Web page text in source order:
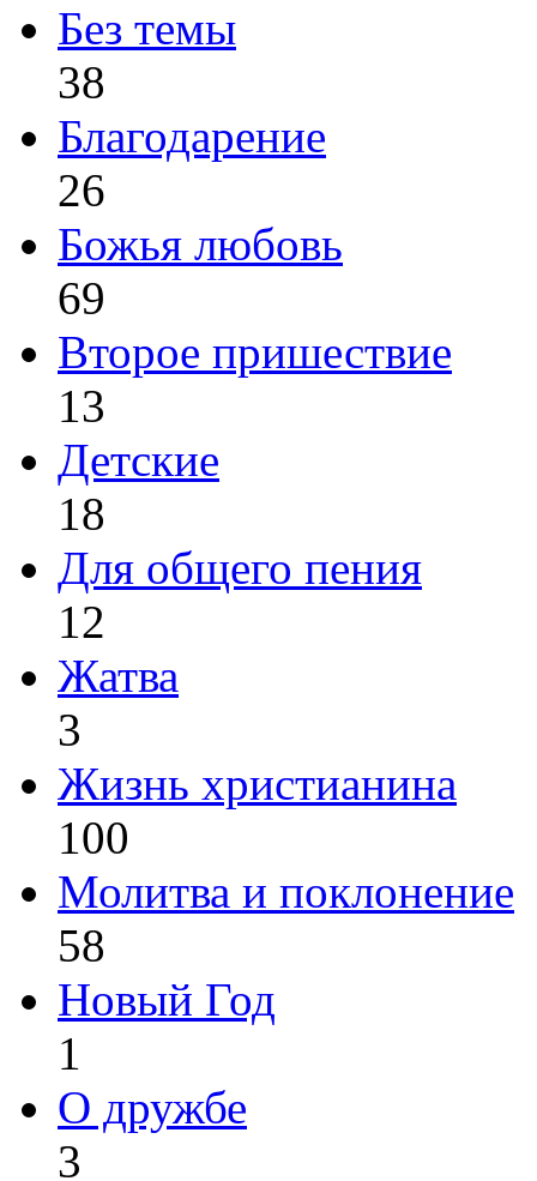
Без темы
38
Благодарение
26
Божья любовь
69
Второе пришествие
13
Детские
18
Для общего пения
12
Жатва
3
Жизнь христианина
100
Молитва и поклонение
58
Новый Год
1
О дружбе
3